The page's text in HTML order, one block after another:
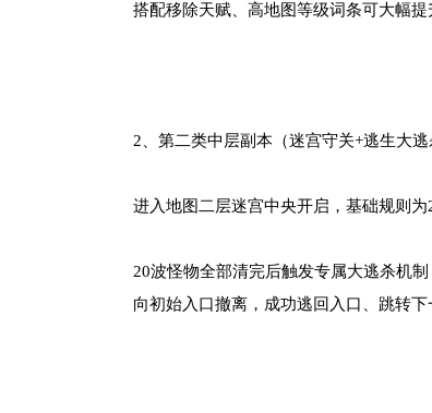
搭配移除天赋、高地图等级词条可大幅
2、第二类中层副本（迷宫守关+逃生大逃
进入地图二层迷宫中央开启，基础规则
20波怪物全部清完后触发专属大逃杀机
向初始入口撤离，成功逃回入口、跳转下